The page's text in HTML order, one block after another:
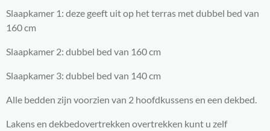
Slaapkamer 1: deze geeft uit op het terras met dubbel bed van
160 cm
Slaapkamer 2: dubbel bed van 160 cm
Slaapkamer 3: dubbel bed van 140 cm
Alle bedden zijn voorzien van 2 hoofdkussens en een dekbed.
Lakens en dekbedovertrekken overtrekken kunt u zelf